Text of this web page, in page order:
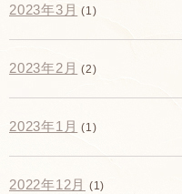
2023年3月 (1)
2023年2月 (2)
2023年1月 (1)
2022年12月 (1)